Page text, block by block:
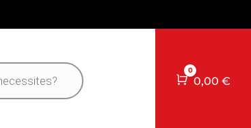
Cart
0
0,00 €